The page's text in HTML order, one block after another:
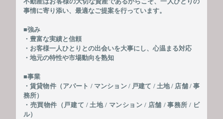
事情に寄り添い、最適なご提案を行っています。
■強み
・豊富な実績と信頼
・お客様一人ひとりとの出会いを大事にし、心温まる対応
・地元の特性や市場動向を熟知
■事業
・賃貸物件（アパート / マンション / 戸建て / 土地 / 店舗 / 事
務所）
・売買物件（戸建て / 土地 / マンション / 店舗 / 事務所 / ビ
ル）